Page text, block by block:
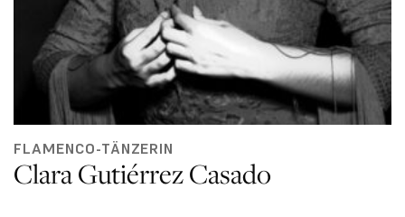
FLAMENCO-TÄNZERIN
Clara Gutiérrez Casado